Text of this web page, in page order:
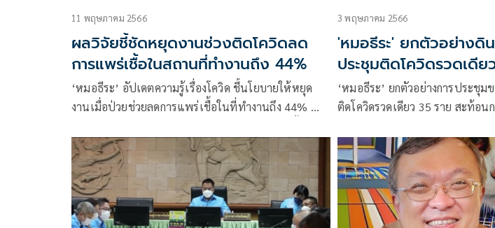
11 พฤษภาคม 2566
ผลวิจัยชี้ชัดหยุดงานช่วงติดโควิดลด
การแพร่เชื้อในสถานที่ทำงานถึง 44%
‘หมอธีระ’ อัปเดตความรู้เรื่องโควิด ชี้นโยบายให้หยุด
งานเมื่อป่วยช่วยลดการแพร่เชื้อในที่ทำงานถึง 44% ย้ำ
ของไวรัสในร่างกาย
3 พฤษภาคม 2566
'หมอธีระ' ยกตัวอย่างดิ
ประชุมติดโควิดรวดเดีย
‘หมอธีระ’ ยกตัวอย่างการประชุ
ติดโควิดรวดเดียว 35 ราย สะท้อน
ได้